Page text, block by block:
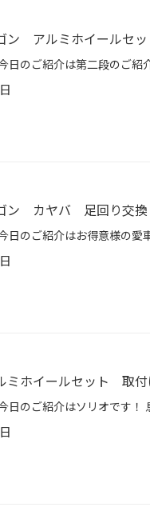
ン アルミホイールセ
ン カヤバ 足回り交換
ミホイールセット 取